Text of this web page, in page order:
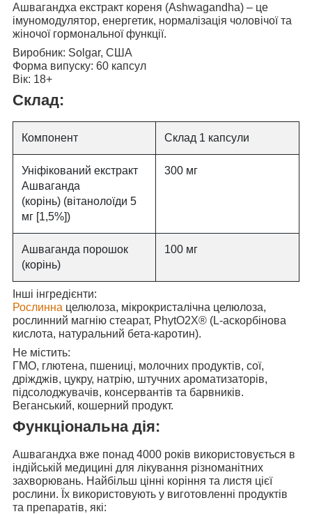
Ашвагандха екстракт кореня (Ashwagandha) – це
імуномодулятор, енергетик, нормалізація чоловічої та
жіночої гормональної функції.
Виробник: Solgar, США
Форма випуску: 60 капсул
Вік: 18+
Склад:
Компонент Склад 1 капсули
Уніфікований екстракт
Ашваганда
(корінь) (вітанолоїди 5
мг [1,5%])
300 мг
Ашваганда порошок
(корінь)
100 мг
Інші інгредієнти:
Рослинна целюлоза, мікрокристалічна целюлоза,
рослинний магнію стеарат, PhytO2X® (L-аскорбінова
кислота, натуральний бета-каротин).
Не містить:
ГМО, глютена, пшениці, молочних продуктів, сої,
дріжджів, цукру, натрію, штучних ароматизаторів,
підсолоджувачів, консервантів та барвників.
Веганський, кошерний продукт.
Функціональна дія:
Ашвагандха вже понад 4000 років використовується в
індійській медицині для лікування різноманітних
захворювань. Найбільш цінні коріння та листя цієї
рослини. Їх використовують у виготовленні продуктів
та препаратів, які: